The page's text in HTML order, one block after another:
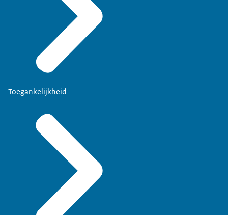
Toegankelijkheid